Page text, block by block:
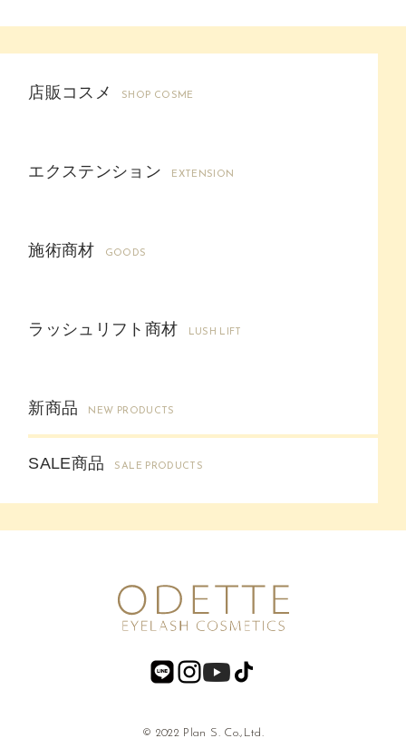
店販コスメ SHOP COSME
エクステンション EXTENSION
施術商材 GOODS
ラッシュリフト商材 LUSH LIFT
新商品 NEW PRODUCTS
SALE商品 SALE PRODUCTS
© 2022 Plan S. Co.,Ltd.